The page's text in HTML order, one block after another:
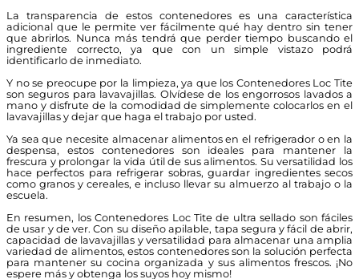
La transparencia de estos contenedores es una característica
adicional que le permite ver fácilmente qué hay dentro sin tener
que abrirlos. Nunca más tendrá que perder tiempo buscando el
ingrediente correcto, ya que con un simple vistazo podrá
identificarlo de inmediato.
Y no se preocupe por la limpieza, ya que los Contenedores Loc Tite
son seguros para lavavajillas. Olvídese de los engorrosos lavados a
mano y disfrute de la comodidad de simplemente colocarlos en el
lavavajillas y dejar que haga el trabajo por usted.
Ya sea que necesite almacenar alimentos en el refrigerador o en la
despensa, estos contenedores son ideales para mantener la
frescura y prolongar la vida útil de sus alimentos. Su versatilidad los
hace perfectos para refrigerar sobras, guardar ingredientes secos
como granos y cereales, e incluso llevar su almuerzo al trabajo o la
escuela.
En resumen, los Contenedores Loc Tite de ultra sellado son fáciles
de usar y de ver. Con su diseño apilable, tapa segura y fácil de abrir,
capacidad de lavavajillas y versatilidad para almacenar una amplia
variedad de alimentos, estos contenedores son la solución perfecta
para mantener su cocina organizada y sus alimentos frescos. ¡No
espere más y obtenga los suyos hoy mismo!